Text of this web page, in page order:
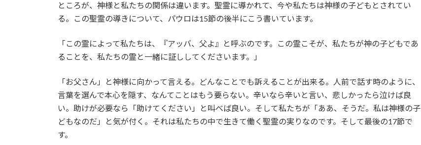
ところが、神様と私たちの関係は違います。聖霊に導かれて、今や私たちは神様の子どもとされてい
る。この聖霊の導きについて、パウロは15節の後半にこう書いています。
「この霊によって私たちは、『アッバ、父よ』と呼ぶのです。この霊こそが、私たちが神の子どもであ
ることを、私たちの霊と一緒に証ししてくださいます。」
「お父さん」と神様に向かって言える。どんなことでも訴えることが出来る。人前で話す時のように、
言葉を選んで本心を隠す、なんてことはもう要らない。辛いなら辛いと言い、悲しかったら泣けば良
い。助けが必要なら「助けてください」と叫べば良い。そして私たちが「ああ、そうだ。私は神様の子
どもなのだ」と気が付く。それは私たちの中で生きて働く聖霊の実りなのです。そして最後の17節で
す。